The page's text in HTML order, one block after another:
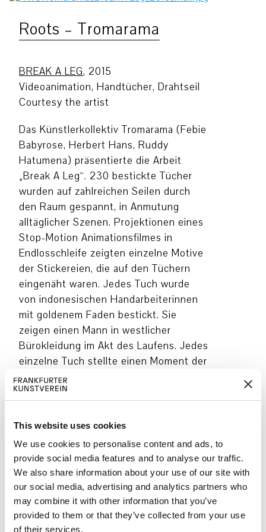
This website uses cookies
We use cookies to personalise content and ads, to
provide social media features and to analyse our traffic.
We also share information about your use of our site with
our social media, advertising and analytics partners who
may combine it with other information that you’ve
provided to them or that they’ve collected from your use
of their services.
Roots – Tromarama
BREAK A LEG, 2015
Videoanimation, Handtücher, Drahtseil
Courtesy the artist
Das Künstlerkollektiv Tromarama (Febie
Babyrose, Herbert Hans, Ruddy
Hatumena) präsentierte die Arbeit
„Break A Leg“. 230 bestickte Tücher
wurden auf zahlreichen Seilen durch
den Raum gespannt, in Anmutung
alltäglicher Szenen. Projektionen eines
Stop-Motion Animationsfilmes in
Endlosschleife zeigten einzelne Motive
der Stickereien, die auf den Tüchern
eingenäht waren. Jedes Tuch wurde
von indonesischen Handarbeiterinnen
mit goldenem Faden bestickt. Sie
zeigen einen Mann in westlicher
Bürokleidung im Akt des Laufens. Jedes
einzelne Tuch stellte einen Moment der
Bewegung im Ablauf dar, der von den
KünstlerInnen zu einer digitalen
Diese wurde auf einem zentralen Tuch
im Ausstellungsraum projiziert. Somit
entstand eine endlos Sequenz, in der
sich der Mann scheinbar in einem
andauernden Prozess des
Treppensteigens befand, bei dem er nie
an ein Ziel ankommen würde.